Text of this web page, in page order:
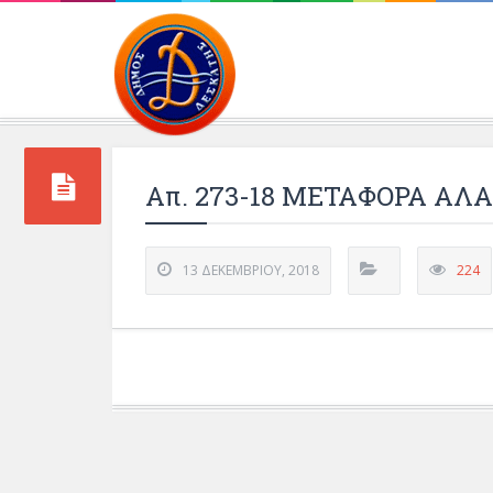
Απ. 273-18 ΜΕΤΑΦΟΡΑ
13 ΔΕΚΕΜΒΡΊΟΥ, 2018 224